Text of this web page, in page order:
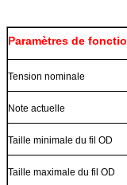
Paramètres de
Tension nominale
Note actuelle
Taille minimale du fil OD
Taille maximale du fil OD